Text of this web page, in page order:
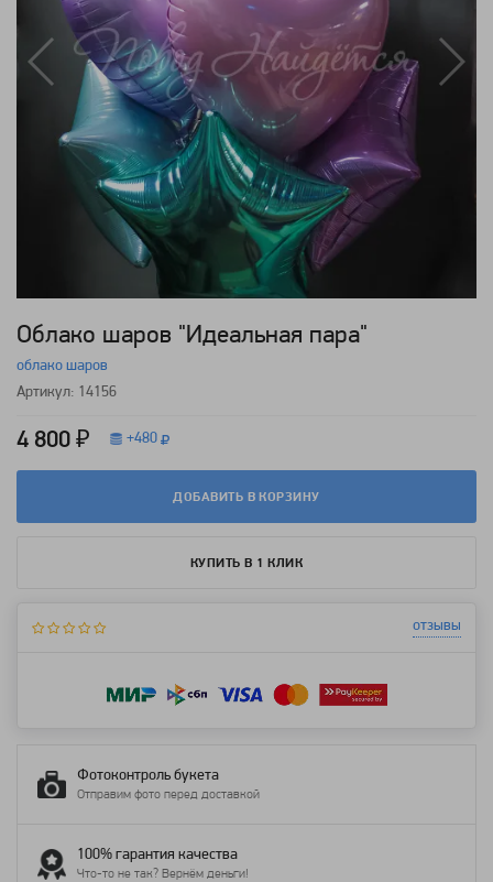
Облако шаров "Идеальная пара"
облако шаров
Артикул: 14156
4 800 ₽ +480
ДОБАВИТЬ В КОРЗИНУ
КУПИТЬ В 1 КЛИК
отзывы
Фотоконтроль букета
Отправим фото перед доставкой
100% гарантия качества
Что-то не так? Вернём деньги!